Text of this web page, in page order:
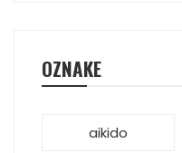
OZNAKE
aikido